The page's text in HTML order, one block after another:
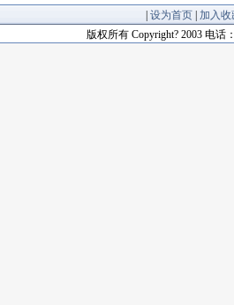
设为首页|
加入收
版权所有 Copyright? 2003 电话